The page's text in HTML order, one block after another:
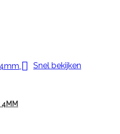
 Snel bekijken
4MM